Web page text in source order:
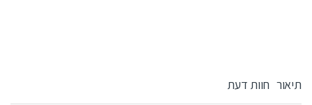
תיאור חוות דעת